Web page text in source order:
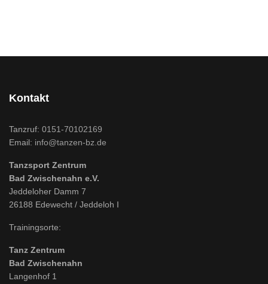
Kontakt
Tanzruf: 0151-70102169
Email: info@tanzen-bz.de
Tanzsport Zentrum
Bad Zwischenahn e.V.
Jeddeloher Damm 7
26188 Edewecht / Jeddeloh I
Trainingsorte:
Tanz Zentrum
Bad Zwischenahn
Langenhof 1